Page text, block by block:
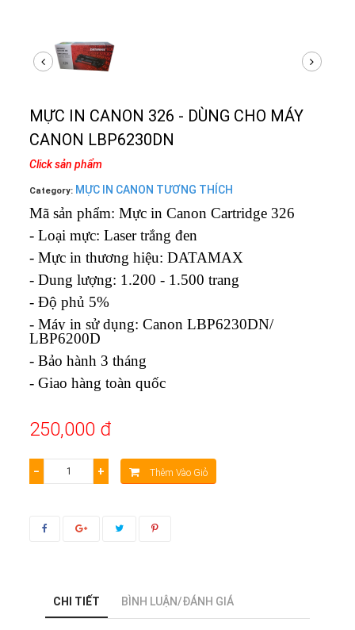
MỰC IN CANON 326 - DÙNG CHO MÁY
CANON LBP6230DN
Click sản phẩm
Category: MỰC IN CANON TƯƠNG THÍCH
Mã sản phẩm: Mực in Canon Cartridge 326
- Loại mực: Laser trắng đen
- Mực in thương hiệu: DATAMAX
- Dung lượng: 1.200 - 1.500 trang
- Độ phủ 5%
- Máy in sử dụng: Canon LBP6230DN/
LBP6200D
- Bảo hành 3 tháng
- Giao hàng toàn quốc
250,000 đ
− + Thêm Vào Giỏ
CHI TIẾT BÌNH LUẬN/ĐÁNH GIÁ